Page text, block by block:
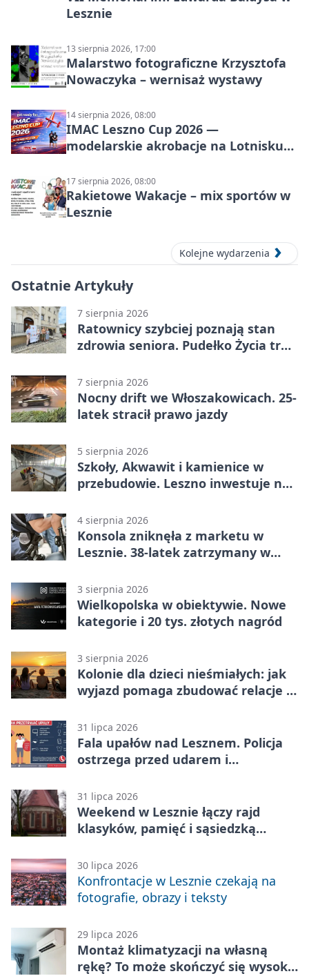
Lesznie
13 sierpnia 2026, 17:00
Malarstwo fotograficzne Krzysztofa
Nowaczyka – wernisaż wystawy
14 sierpnia 2026, 08:00
IMAC Leszno Cup 2026 —
modelarskie akrobacje na Lotnisku
17 sierpnia 2026, 08:00
Rakietowe Wakacje – mix sportów w
Lesznie
Kolejne wydarzenia
Ostatnie Artykuły
7 sierpnia 2026
Ratownicy szybciej poznają stan
zdrowia seniora. Pudełko Życia trafi
7 sierpnia 2026
Nocny drift we Włoszakowicach. 25-
latek stracił prawo jazdy
5 sierpnia 2026
Szkoły, Akwawit i kamienice w
przebudowie. Leszno inwestuje na
4 sierpnia 2026
Konsola zniknęła z marketu w
Lesznie. 38-latek zatrzymany w
3 sierpnia 2026
Wielkopolska w obiektywie. Nowe
kategorie i 20 tys. złotych nagród
3 sierpnia 2026
Kolonie dla dzieci nieśmiałych: jak
wyjazd pomaga zbudować relacje z
31 lipca 2026
Fala upałów nad Lesznem. Policja
ostrzega przed udarem i
31 lipca 2026
Weekend w Lesznie łączy rajd
klasyków, pamięć i sąsiedzką
30 lipca 2026
Konfrontacje w Lesznie czekają na
fotografie, obrazy i teksty
29 lipca 2026
Montaż klimatyzacji na własną
rękę? To może skończyć się wysoką